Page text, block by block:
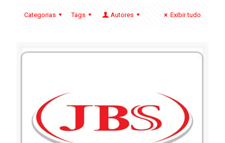
Categorias Tags Autores Exibir tudo